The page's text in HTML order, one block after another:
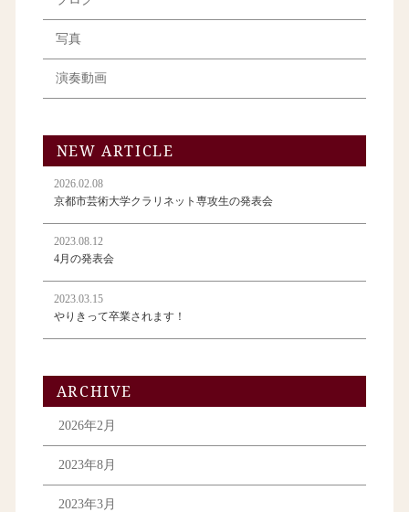
写真
演奏動画
NEW ARTICLE
2026.02.08
京都市芸術大学クラリネット専攻生の発表会
2023.08.12
4月の発表会
2023.03.15
やりきって卒業されます！
ARCHIVE
2026年2月
2023年8月
2023年3月